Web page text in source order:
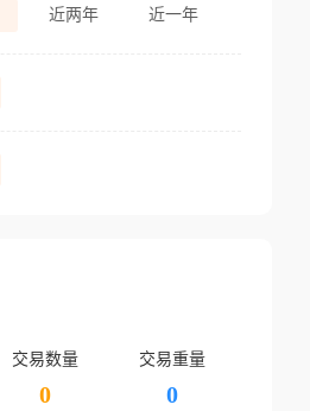
近两年 近一年
交易数量
0
交易重量
0